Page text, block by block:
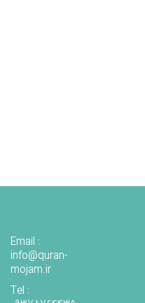
Email :
info@quran-
mojam.ir
Tel :